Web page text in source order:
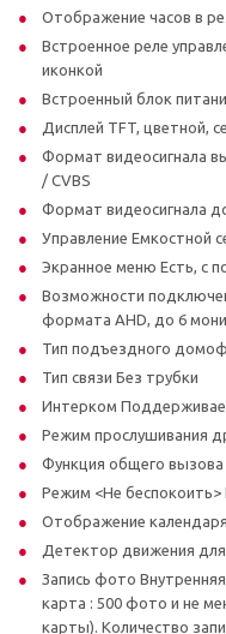
Отображение часов в
Встроенное реле
иконкой
Встроенный блок
Дисплей TFT, цветной,
Формат видеосигнала
/ CVBS
Формат видеосигнала
Управление Емкостной
Экранное меню Есть, с
Возможности
формата AHD, до 6
Тип подъездного
Тип связи Без трубки
Интерком
Режим прослушивания
Функция общего вызова
Режим <Не беспокоить>
Отображение
Детектор движения для
Запись фото
карта : 500 фото и не
карты). Количество